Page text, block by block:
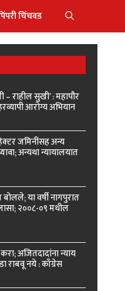
चिंचवड
– राहील सुखी’ : महापौर
आरोग्य अभियान
जमिनींसह अन्य
अन्यथा न्यायालयात
या वर्षी नागपुरात
२००८-०९ मधील
अजितदादांना न्याय
राबवू नये : काँग्रेस